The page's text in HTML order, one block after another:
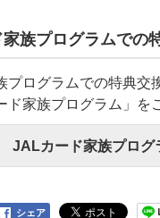
族プログラムでの
プログラムでの特典交
ド家族プログラム」を
JALカード家族プログ
シェア